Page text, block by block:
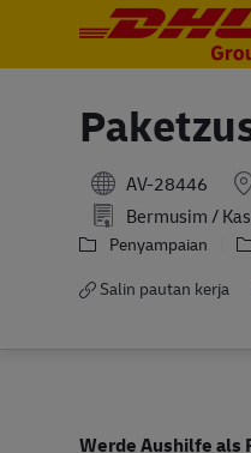
AV-28446
Bermusim /
Penyampaian
Salin pautan kerja
Werde Aushilfe als